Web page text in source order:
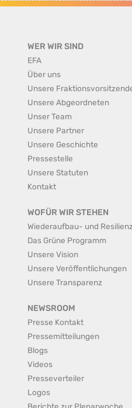
WER WIR SIND
EFA
Über uns
Unsere
Unsere Abgeordneten
Unser Team
Unsere Partner
Unsere Geschichte
Pressestelle
Unsere Statuten
Kontakt
WOFÜR WIR STEHEN
Wiederaufbau- und
Das Grüne Programm
Unsere Vision
Unsere Veröffentlichungen
Unsere Transparenz
NEWSROOM
Presse Kontakt
Pressemitteilungen
Blogs
Videos
Presseverteiler
Logos